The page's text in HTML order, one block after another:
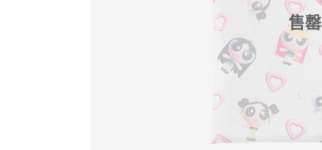
售罄